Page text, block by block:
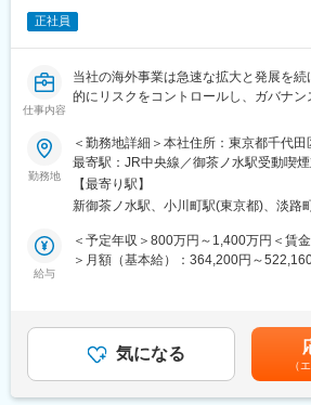
変更の範囲：会社の定める業務
に直接携われます。
入社後はOJTや各種研修で業務習得をサ
メント力向上のための研修も充実してい
■就業環境
援。安定した経営基盤のもと、長期的
きます。
や経営企画に挑戦可能。多様な領域で成
みずほグループ・伊藤忠商事等を主要
正社員
仕事内容
当社の海外事業は急速な拡大と発展を
的にリスクをコントロールし、ガバナ
ニタリングの質向上と海外拠点へのガ
推進することが必要であるため、新たな
ける方を増員募集いたします。
■主要業務
海外拠点の事業管理・経営管理態勢に
への同席を通じたモニタリング、課題抽
・事業会議を通じた経営状況の定点観
・内部管理体制や経営管理態勢の整備
・海外拠点および海外事業所管部への
勤務地
＜勤務地詳細＞本社住所：東京都千代
最寄駅：JR中央線／御茶ノ水駅受動喫
の範囲：会社の定める事業所（リモート
【最寄り駅】
新御茶ノ水駅、小川町駅(東京都)、淡路
給与
＜予定年収＞800万円～1,400万円＜賃
＞月額（基本給）：364,200円～
年収は前職を考慮し、変動する可能性が
個々に対応します。※入社条件により幅
の金額であり、選考を通じて上下する
額)は固定手当を含めた表記です。
気になる
（